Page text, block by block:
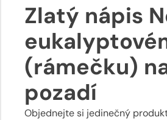
Zlatý nápis
(rámečku)
pozadí
Objednejte si jedinečný